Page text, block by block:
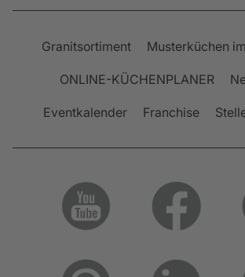
Granitsortiment Musterküchen
ONLINE-KÜCHENPLANER
Eventkalender Franchise